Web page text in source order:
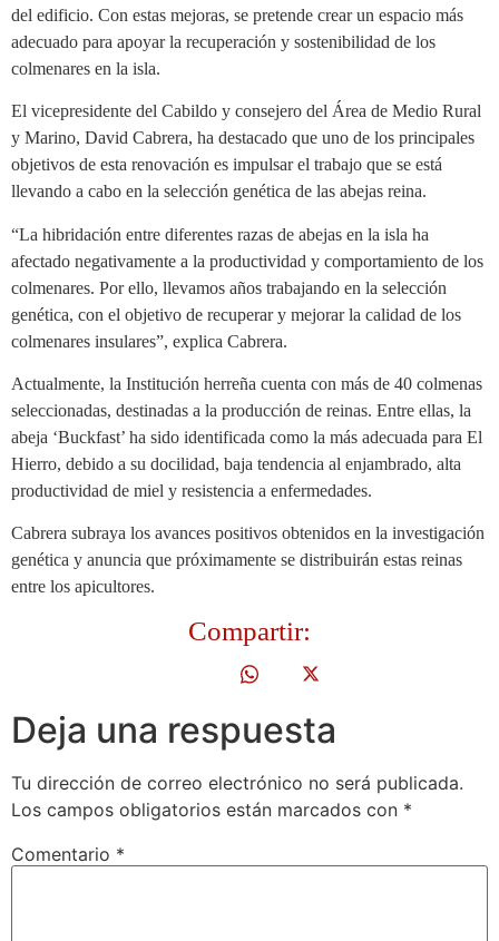
del edificio. Con estas mejoras, se pretende crear un espacio más
adecuado para apoyar la recuperación y sostenibilidad de los
colmenares en la isla.
El vicepresidente del Cabildo y consejero del Área de Medio Rural
y Marino, David Cabrera, ha destacado que uno de los principales
objetivos de esta renovación es impulsar el trabajo que se está
llevando a cabo en la selección genética de las abejas reina.
“La hibridación entre diferentes razas de abejas en la isla ha
afectado negativamente a la productividad y comportamiento de los
colmenares. Por ello, llevamos años trabajando en la selección
genética, con el objetivo de recuperar y mejorar la calidad de los
colmenares insulares”, explica Cabrera.
Actualmente, la Institución herreña cuenta con más de 40 colmenas
seleccionadas, destinadas a la producción de reinas. Entre ellas, la
abeja ‘Buckfast’ ha sido identificada como la más adecuada para El
Hierro, debido a su docilidad, baja tendencia al enjambrado, alta
productividad de miel y resistencia a enfermedades.
Cabrera subraya los avances positivos obtenidos en la investigación
genética y anuncia que próximamente se distribuirán estas reinas
entre los apicultores.
Compartir:
Deja una respuesta
Tu dirección de correo electrónico no será publicada.
Los campos obligatorios están marcados con *
Comentario *